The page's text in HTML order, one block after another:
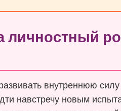
личностный
внутреннюю силу
навстречу новым